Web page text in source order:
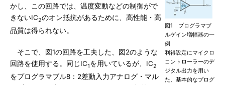
図1 プログラマブ
ルゲイン増幅器の一
例
利得設定にマイクロ
コントローラーのデ
ジタル出力を用い
た、基本的なプログ
かし、この回路では、温度変動などの制御がで
きないIC2のオン抵抗があるために、高性能・高
品質は得られない。
そこで、図1の回路を工夫した、図2のような
回路を使用する。同じIC1を用いているが、IC2
をプログラマブル8：2差動入力アナログ・マル